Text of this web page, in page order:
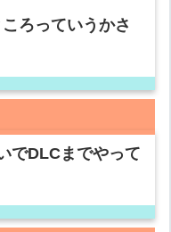
ろっていうかさ
でDLCまでやって